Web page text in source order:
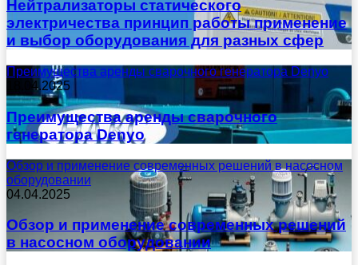
Нейтрализаторы статического
электричества принцип работы применение
и выбор оборудования для разных сфер
Преимущества аренды сварочного генератора Denyo
18.04.2025
Преимущества аренды сварочного
генератора Denyo
Обзор и применение современных решений в насосном
оборудовании
04.04.2025
Обзор и применение современных решений
в насосном оборудовании